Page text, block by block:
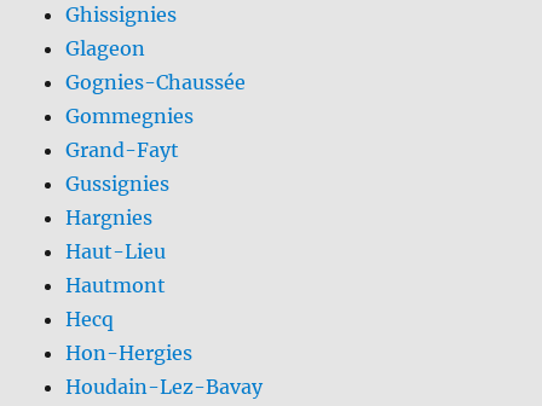
Ghissignies
Glageon
Gognies-Chaussée
Gommegnies
Grand-Fayt
Gussignies
Hargnies
Haut-Lieu
Hautmont
Hecq
Hon-Hergies
Houdain-Lez-Bavay